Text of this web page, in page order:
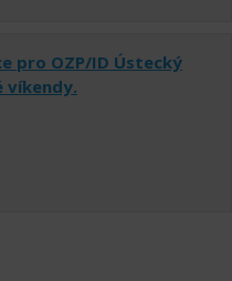
pro OZP/ID Ústecký
víkendy.